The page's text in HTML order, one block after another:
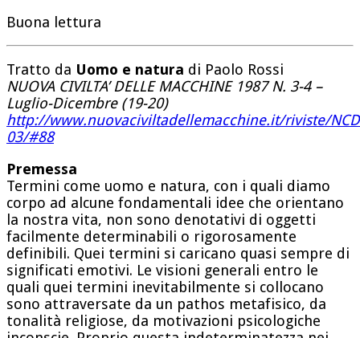
Buona lettura
Tratto da Uomo e natura di Paolo Rossi
NUOVA CIVILTA’ DELLE MACCHINE 1987 N. 3-4 –
Luglio-Dicembre (19-20)
http://www.nuovaciviltadellemacchine.it/riviste/
03/#88
Premessa
Termini come uomo e natura, con i quali diamo
corpo ad alcune fondamentali idee che orientano
la nostra vita, non sono denotativi di oggetti
facilmente determinabili o rigorosamente
definibili. Quei termini si caricano quasi sempre di
significati emotivi. Le visioni generali entro le
quali quei termini inevitabilmente si collocano
sono attraversate da un pathos metafisico, da
tonalità religiose, da motivazioni psicologiche